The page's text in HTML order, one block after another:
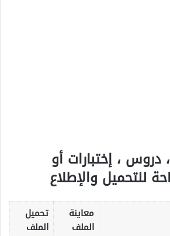
دروس ، إختبارات أو
للتحميل والإطلاع
معاينة
الملف
تحميل
الملف